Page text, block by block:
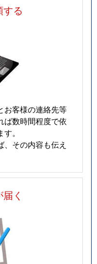
る
お客様の連絡先等
ば数時間程度で依
。
その内容も伝え
く